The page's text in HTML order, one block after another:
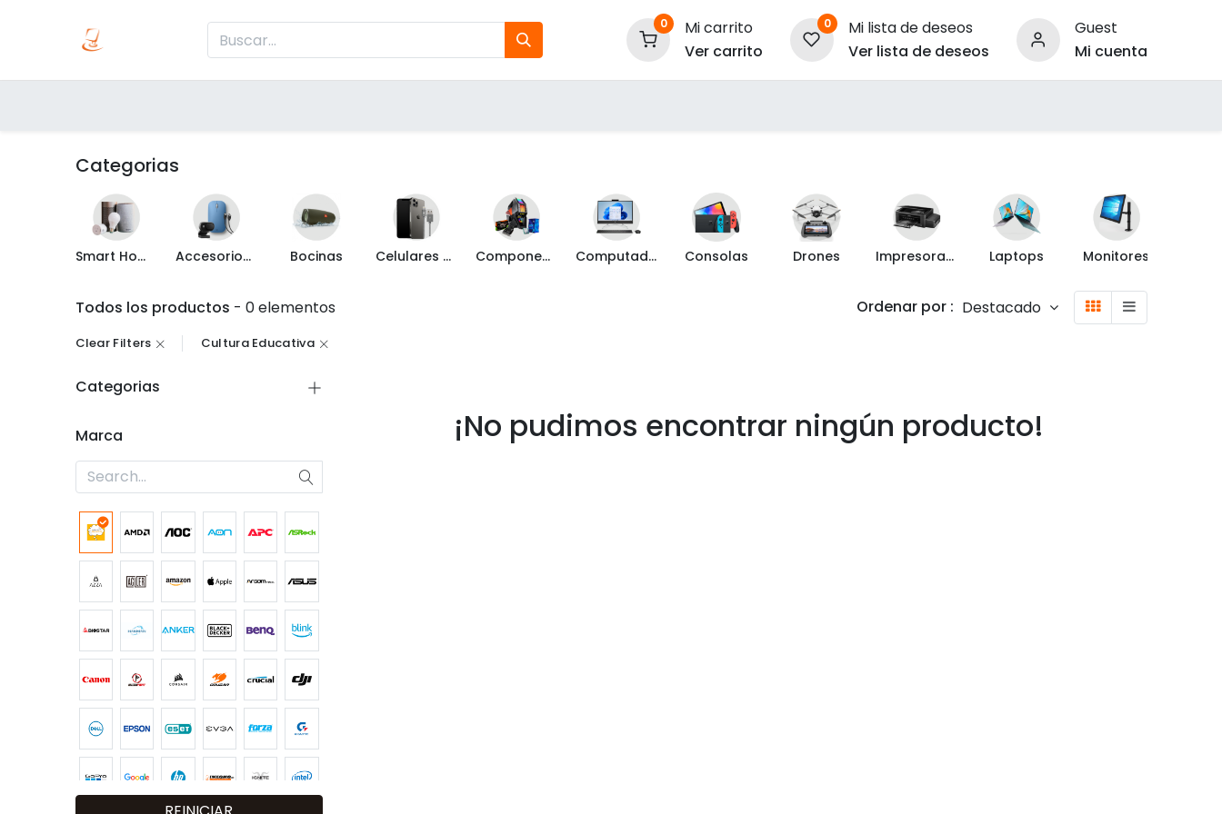
0
Mi carrito
Ver carrito
0
Mi lista de deseos
Ver lista de deseos
Guest
Mi cuenta
Categorias
Smart Home Accesorios de Computo Bocinas Celulares y Mas Componentes de PC Computadoras Consolas Drones Impresoras y Escáner Laptops Monitores
Todos los productos - 0 elementos Ordenar por : Destacado
Clear Filters Cultura Educativa
Categorias
Marca ¡No pudimos encontrar ningún producto!